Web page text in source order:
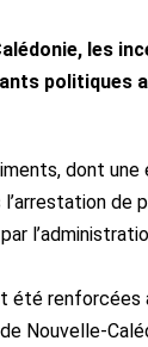
les
dont
de
été renforcées
Nouvelle-